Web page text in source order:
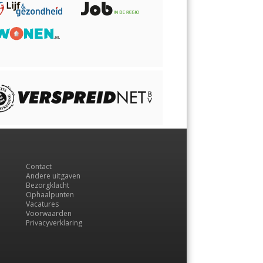
Contact
Andere uitgaven
Bezorgklacht
Ophaalpunten
Vacatures
Voorwaarden
Privacyverklaring